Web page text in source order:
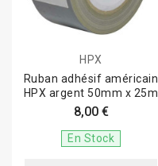
HPX
Ruban adhésif américain
HPX argent 50mm x 25m
8,00 €
En Stock